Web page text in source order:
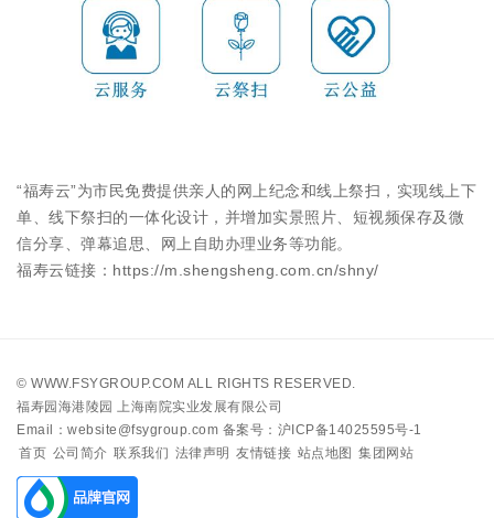
“福寿云”为市民免费提供亲人的网上纪念和线上祭扫，实现线上下
单、线下祭扫的一体化设计，并增加实景照片、短视频保存及微
信分享、弹幕追思、网上自助办理业务等功能。
福寿云链接：https://m.shengsheng.com.cn/shny/
© WWW.FSYGROUP.COM ALL RIGHTS RESERVED.
福寿园海港陵园 上海南院实业发展有限公司
Email：website@fsygroup.com 备案号：沪ICP备14025595号-1
首页 公司简介 联系我们 法律声明 友情链接 站点地图 集团网站